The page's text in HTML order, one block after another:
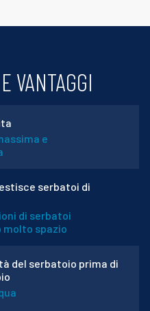
VANTAGGI
e
serbatoi di
di serbatoi
spazio
del serbatoio prima di